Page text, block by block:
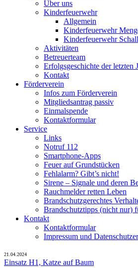
Über uns
Kinderfeuerwehr
Allgemein
Kinderfeuerwehr
Kinderfeuerwehr
Aktivitäten
Betreuerteam
Erfolgsgeschichte der letzten
Kontakt
Förderverein
Infos zum Förderverein
Mitgliedsantrag passiv
Einmalspende
Kontaktformular
Service
Links
Notruf 112
Smartphone-Apps
Feuer auf Grundstücken
Fehlalarm? Gibt’s nicht!
Sirene – Signale und deren
Rauchmelder retten Leben
Brandschutzgerechtes
Brandschutztipps (nicht nur)
Kontakt
Kontaktformular
Impressum und
21.04.2024
Einsatz H1, Katze auf Baum